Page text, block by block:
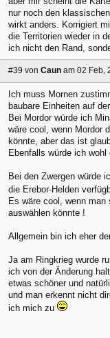
nur noch den
wirkt anders. Korrigiert
die Territorien wieder in
ich nicht den Rand,
#39 von Caun am 02 Feb,
Ich muss Mornen
baubare Einheiten auf
Bei Mordor würde ich
wäre cool, wenn Mordor
könnte, aber das ist
Ebenfalls würde ich
Bei den Zwergen würde
die Erebor-Helden
Es wäre cool, wenn
auswählen könnte !
Allgemein bin ich eher
Ja am Ringkrieg wurde
ich von der Änderung
etwas schöner und
und man erkennt nicht
ich mich zu